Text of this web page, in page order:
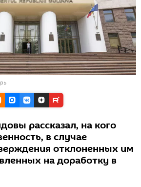
рассказал, на кого
в случае
отклоненных им
на доработку в